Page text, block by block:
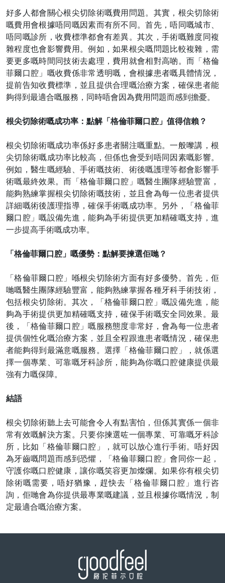
好多人都會關心根尖切除術嘅費用問題。其實，根尖切除術
嘅費用會根據唔同嘅因素而有所不同。首先，唔同嘅城市、
唔同嘅診所，收費標準都會有差異。其次，手術嘅難度同複
雜程度也會影響費用。例如，如果根尖嘅問題比較複雜，需
要更多嘅時間同技術去處理，費用就會相對高啲。而「格倫
菲爾口腔」嘅收費係非常透明嘅，會根據患者嘅具體情況，
提前告知收費標準，並且提供合理嘅治療方案，確保患者能
夠得到最適合嘅服務，同時唔會因為費用問題而感到擔憂。
根尖切除術嘅成功率：點解「格倫菲爾口腔」值得信賴？
根尖切除術嘅成功率係好多患者關注嘅重點。一般嚟講，根
尖切除術嘅成功率比較高，但係也會受到唔同因素嘅影響。
例如，醫生嘅經驗、手術嘅技術、術後嘅護理等都會影響手
術嘅最終效果。而「格倫菲爾口腔」嘅醫生團隊經驗豐富，
能夠熟練掌握根尖切除術嘅技術，並且會為每一位患者提供
詳細嘅術後護理指導，確保手術嘅成功率。另外，「格倫菲
爾口腔」嘅設備先進，能夠為手術提供更加精確嘅支持，進
一步提高手術嘅成功率。
「格倫菲爾口腔」嘅優勢：點解要揀選佢哋？
「格倫菲爾口腔」喺根尖切除術方面有好多優勢。首先，佢
哋嘅醫生團隊經驗豐富，能夠熟練掌握各種牙科手術技術，
包括根尖切除術。其次，「格倫菲爾口腔」嘅設備先進，能
夠為手術提供更加精確嘅支持，確保手術嘅安全同效果。最
後，「格倫菲爾口腔」嘅服務態度非常好，會為每一位患者
提供個性化嘅治療方案，並且全程跟進患者嘅情況，確保患
者能夠得到最滿意嘅服務。選擇「格倫菲爾口腔」，就係選
擇一個專業、可靠嘅牙科診所，能夠為你嘅口腔健康提供最
強有力嘅保障。
結語
根尖切除術聽上去可能會令人有點害怕，但係其實係一個非
常有效嘅解決方案。只要你揀選咗一個專業、可靠嘅牙科診
所，比如「格倫菲爾口腔」，就可以放心進行手術。唔好因
為牙齒嘅問題而感到恐懼，「格倫菲爾口腔」會同你一起，
守護你嘅口腔健康，讓你嘅笑容更加燦爛。如果你有根尖切
除術嘅需要，唔好猶豫，趕快去「格倫菲爾口腔」進行咨
詢，佢哋會為你提供最專業嘅建議，並且根據你嘅情況，制
定最適合嘅治療方案。